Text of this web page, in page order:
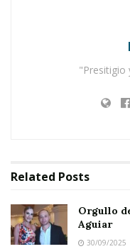
"Presitigio
Related Posts
Orgullo
Aguiar
30/09/2025